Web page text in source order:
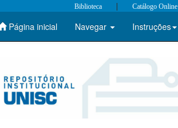
Biblioteca | Catálogo Online
Página inicial Navegar Instruções